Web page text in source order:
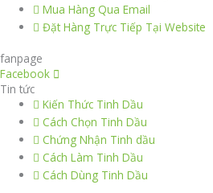
Mua Hàng Qua Email
Đặt Hàng Trực Tiếp Tại Website
fanpage
Facebook
Tin tức
Kiến Thức Tinh Dầu
Cách Chọn Tinh Dầu
Chứng Nhận Tinh dầu
Cách Làm Tinh Dầu
Cách Dùng Tinh Dầu